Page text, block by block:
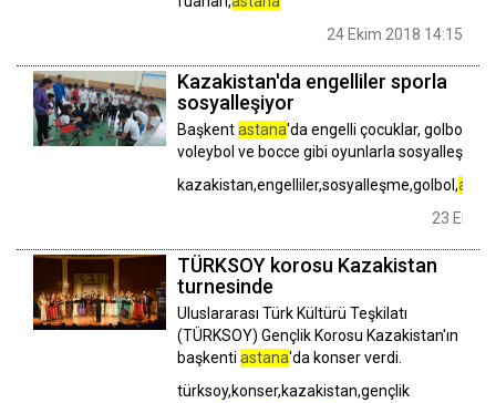
24 Ekim 2018 14:15
Kazakistan'da engelliler sporla
sosyalleşiyor
Başkentastana'da engelli çocuklar, golbol,
voleybol ve bocce gibi oyunlarla sosyalleşiyor.
kazakistan,engelliler,sosyalleşme,golbol,
23 Ekim
TÜRKSOY korosu Kazakistan
turnesinde
Uluslararası Türk Kültürü Teşkilatı
(TÜRKSOY) Gençlik Korosu Kazakistan'ın
başkenti astana'da konser verdi.
türksoy,konser,kazakistan,gençlik